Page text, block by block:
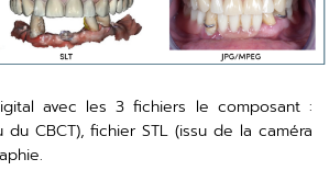
avec les 3 fichiers le composant :
du CBCT), fichier STL (issu de la caméra